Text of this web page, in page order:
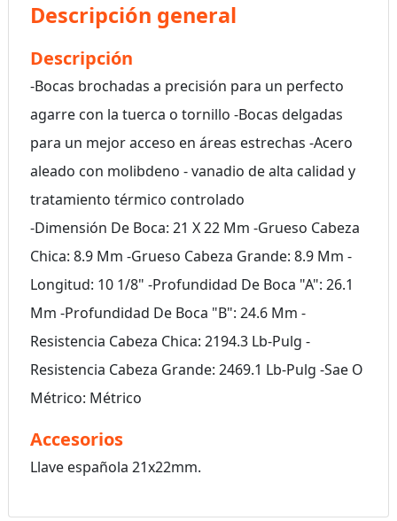
Descripción general
Descripción
-Bocas brochadas a precisión para un perfecto
agarre con la tuerca o tornillo -Bocas delgadas
para un mejor acceso en áreas estrechas -Acero
aleado con molibdeno - vanadio de alta calidad y
tratamiento térmico controlado
-Dimensión De Boca: 21 X 22 Mm -Grueso Cabeza
Chica: 8.9 Mm -Grueso Cabeza Grande: 8.9 Mm -
Longitud: 10 1/8" -Profundidad De Boca "A": 26.1
Mm -Profundidad De Boca "B": 24.6 Mm -
Resistencia Cabeza Chica: 2194.3 Lb-Pulg -
Resistencia Cabeza Grande: 2469.1 Lb-Pulg -Sae O
Métrico: Métrico
Accesorios
Llave española 21x22mm.